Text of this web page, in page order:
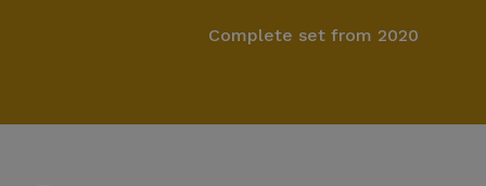
Complete set from 2020